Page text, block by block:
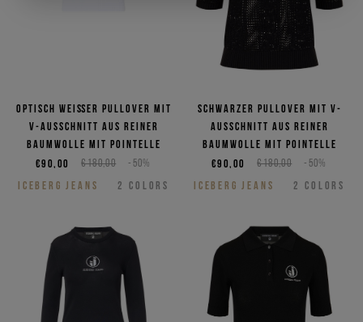
Optisch weißer Pullover mit
V-Ausschnitt aus reiner
Baumwolle mit Pointelle
€180,00 -50%
€90,00
ICEBERG JEANS
2 COLORS
Schwarzer Pullover mit V-
Ausschnitt aus reiner
Baumwolle mit Pointelle
€180,00 -50%
€90,00
ICEBERG JEANS
2 COLORS